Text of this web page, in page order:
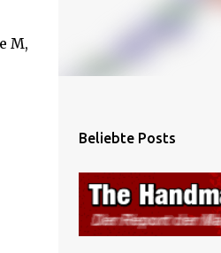
M,
Beliebte Posts